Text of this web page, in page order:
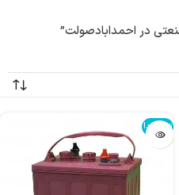
در احمدابادصولت”
تمام شد!